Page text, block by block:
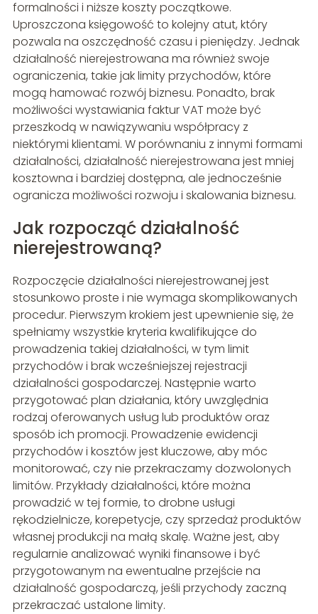
formalności i niższe koszty początkowe.
Uproszczona księgowość to kolejny atut, który
pozwala na oszczędność czasu i pieniędzy. Jednak
działalność nierejestrowana ma również swoje
ograniczenia, takie jak limity przychodów, które
mogą hamować rozwój biznesu. Ponadto, brak
możliwości wystawiania faktur VAT może być
przeszkodą w nawiązywaniu współpracy z
niektórymi klientami. W porównaniu z innymi formami
działalności, działalność nierejestrowana jest mniej
kosztowna i bardziej dostępna, ale jednocześnie
ogranicza możliwości rozwoju i skalowania biznesu.
Jak rozpocząć działalność
nierejestrowaną?
Rozpoczęcie działalności nierejestrowanej jest
stosunkowo proste i nie wymaga skomplikowanych
procedur. Pierwszym krokiem jest upewnienie się, że
spełniamy wszystkie kryteria kwalifikujące do
prowadzenia takiej działalności, w tym limit
przychodów i brak wcześniejszej rejestracji
działalności gospodarczej. Następnie warto
przygotować plan działania, który uwzględnia
rodzaj oferowanych usług lub produktów oraz
sposób ich promocji. Prowadzenie ewidencji
przychodów i kosztów jest kluczowe, aby móc
monitorować, czy nie przekraczamy dozwolonych
limitów. Przykłady działalności, które można
prowadzić w tej formie, to drobne usługi
rękodzielnicze, korepetycje, czy sprzedaż produktów
własnej produkcji na małą skalę. Ważne jest, aby
regularnie analizować wyniki finansowe i być
przygotowanym na ewentualne przejście na
działalność gospodarczą, jeśli przychody zaczną
przekraczać ustalone limity.